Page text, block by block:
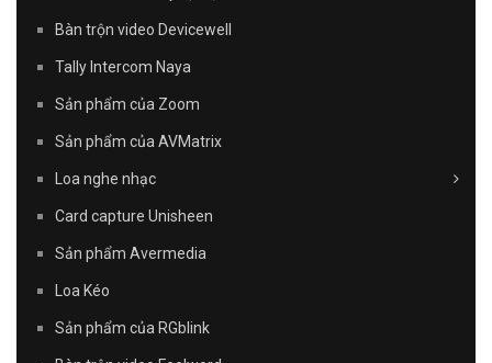
Bàn trộn video Devicewell
Tally Intercom Naya
Sản phẩm của Zoom
Sản phẩm của AVMatrix
Loa nghe nhạc
Card capture Unisheen
Sản phẩm Avermedia
Loa Kéo
Sản phẩm của RGblink